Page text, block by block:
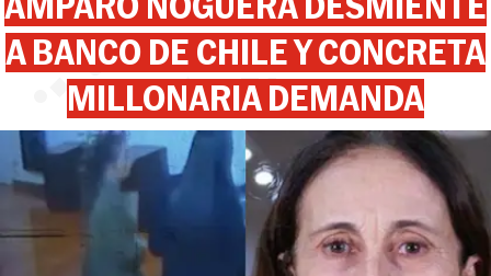
View this post on Instagram
A BANCO DE CHILE Y CONCRETA
MILLONARIA DEMANDA